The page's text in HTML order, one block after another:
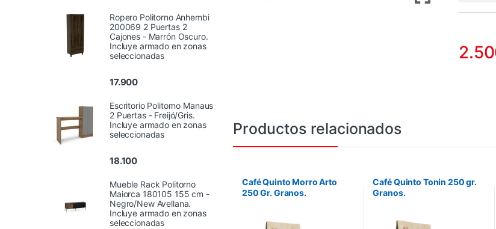
Productos relacionados
Café Quinto Morro Arto
250 Gr. Granos.
Café Quinto Tonin 250 gr.
Granos.
Ropero Politorno Anhembi
200069 2 Puertas 2
Cajones - Marrón Oscuro.
Incluye armado en zonas
seleccionadas
17.900
Escritorio Politorno Manaus
2 Puertas - Freijó/Gris.
Incluye armado en zonas
seleccionadas
18.100
Mueble Rack Politorno
Maiorca 180105 155 cm -
Negro/New Avellana.
Incluye armado en zonas
seleccionadas